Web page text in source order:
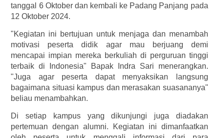
tanggal 6 Oktober dan kembali ke Padang Panjang pada
12 Oktober 2024.
"Kegiatan ini bertujuan untuk menjaga dan menambah
motivasi peserta didik agar mau berjuang demi
mencapai impian mereka berkuliah di perguruan tinggi
terbaik di Indonesia" Bapak Indra Sari menerangkan.
"Juga agar peserta dapat menyaksikan langsung
bagaimana situasi kampus dan merasakan suasananya"
beliau menambahkan.
Di setiap kampus yang dikunjungi juga diadakan
pertemuan dengan alumni. Kegiatan ini dimanfaatkan